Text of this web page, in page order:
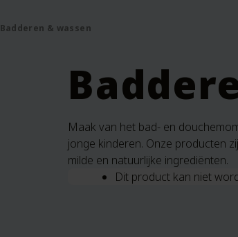
Badderen & wassen
Maak van het bad- en
jonge kinderen. Onze producten
milde en natuurlijke ingrediënten.
Dit product kan niet